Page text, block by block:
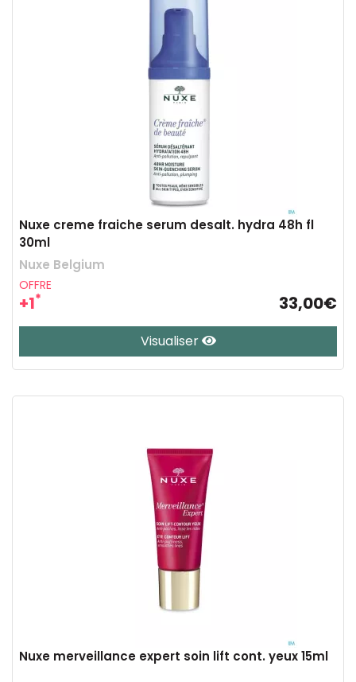
Nuxe creme fraiche serum desalt. hydra 48h fl
30ml
Nuxe Belgium
OFFRE
+1* 33,00€
Visualiser
Nuxe merveillance expert soin lift cont. yeux 15ml